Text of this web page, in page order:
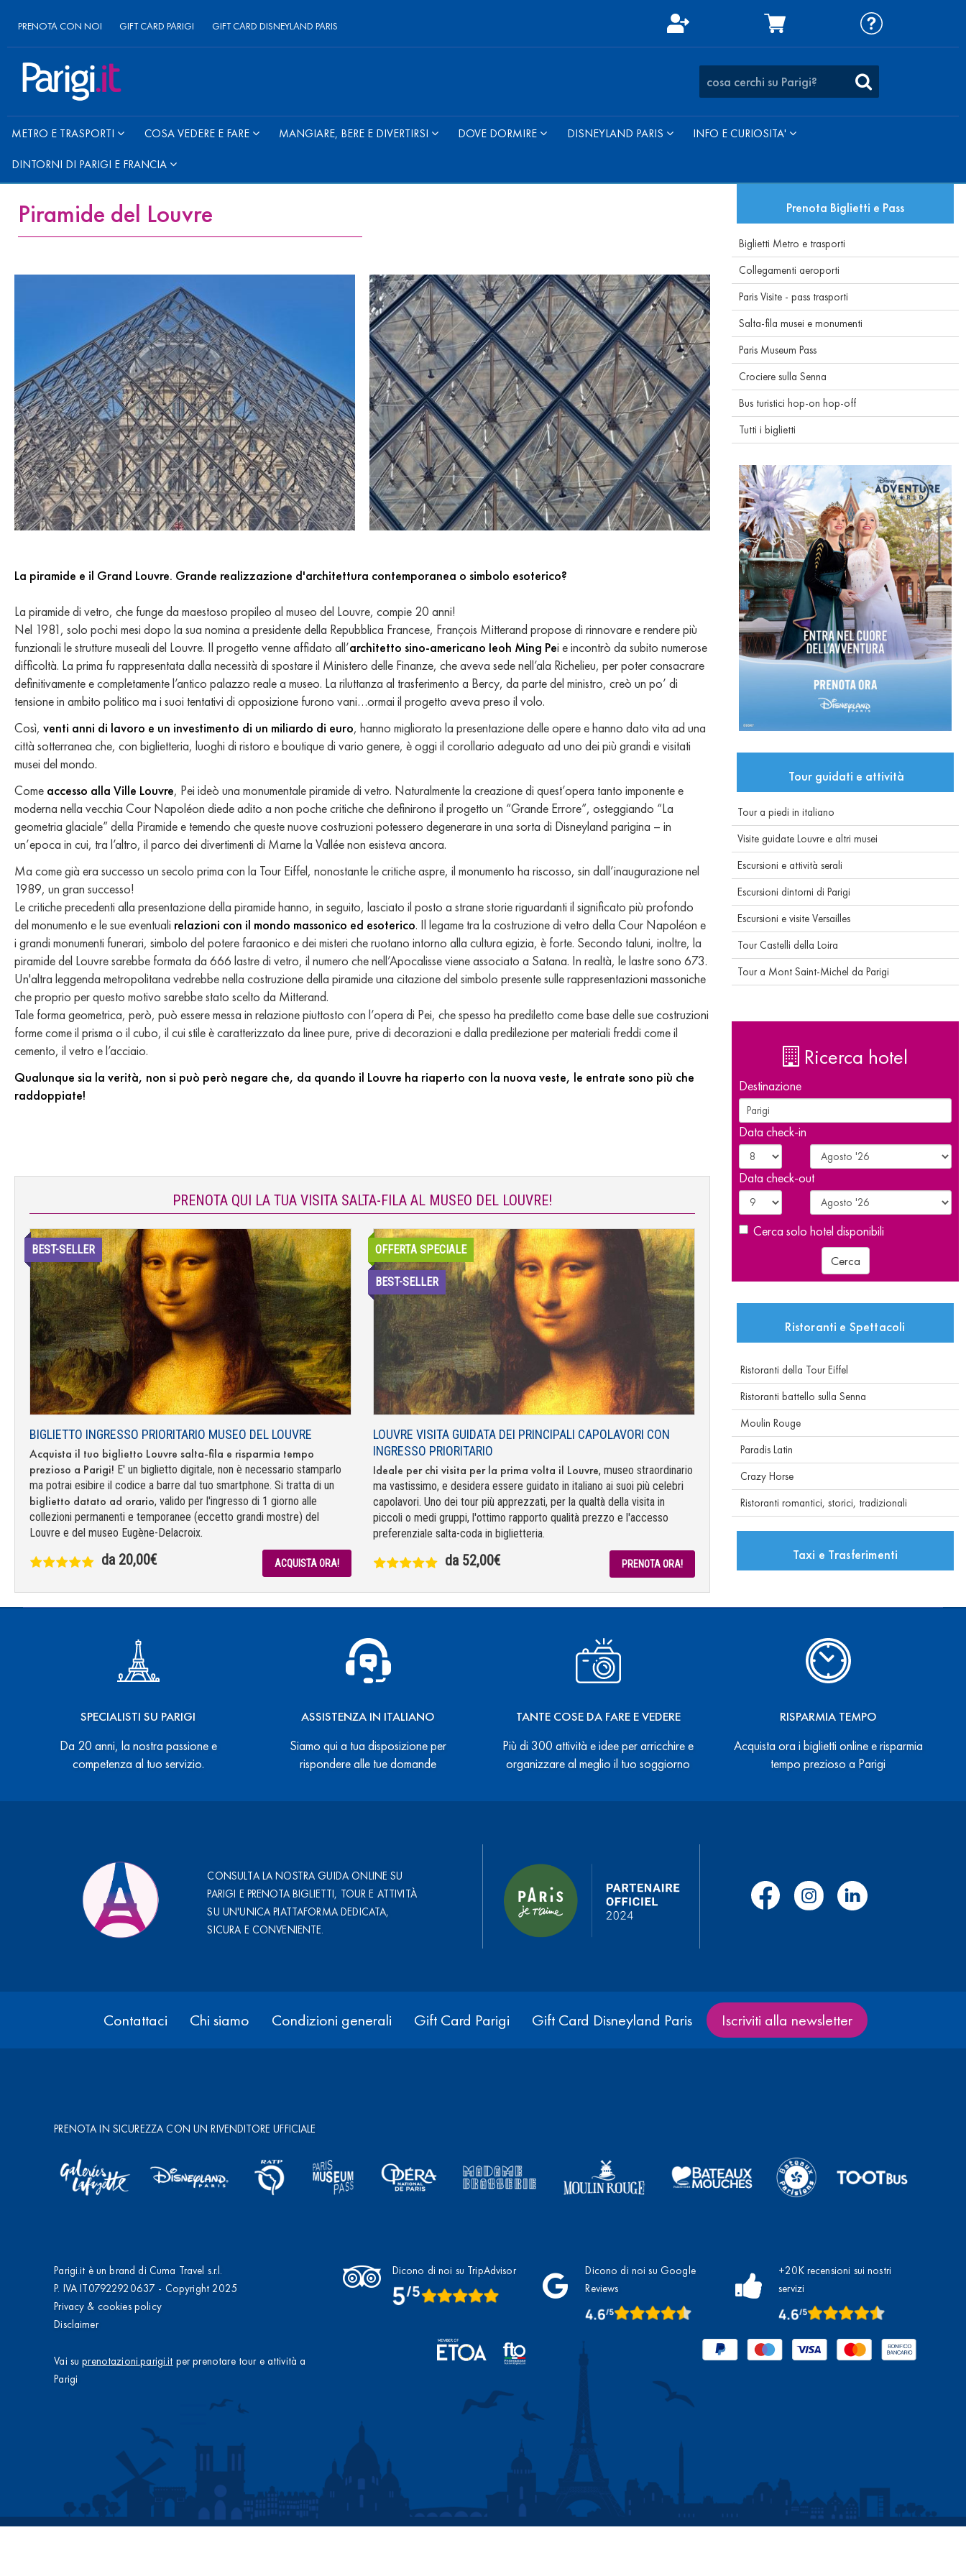
PRENOTA CON NOI GIFT CARD PARIGI GIFT CARD DISNEYLAND PARIS
METRO E TRASPORTI COSA VEDERE E FARE MANGIARE, BERE E DIVERTIRSI DOVE DORMIRE DISNEYLAND PARIS INFO E CURIOSITA'
DINTORNI DI PARIGI E FRANCIA
Piramide del Louvre
La piramide e il Grand Louvre. Grande realizzazione d'architettura contemporanea o simbolo esoterico?
La piramide di vetro, che funge da maestoso propileo al museo del Louvre, compie 20 anni!
Nel 1981, solo pochi mesi dopo la sua nomina a presidente della Repubblica Francese, François Mitterand propose di rinnovare e rendere più
funzionali le strutture museali del Louvre. Il progetto venne affidato all’architetto sino-americano Ieoh Ming Pei e incontrò da subito numerose
difficoltà. La prima fu rappresentata dalla necessità di spostare il Ministero delle Finanze, che aveva sede nell’ala Richelieu, per poter consacrare
definitivamente e completamente l’antico palazzo reale a museo. La riluttanza al trasferimento a Bercy, da parte del ministro, creò un po’ di
tensione in ambito politico ma i suoi tentativi di opposizione furono vani…ormai il progetto aveva preso il volo.
Così, venti anni di lavoro e un investimento di un miliardo di euro, hanno migliorato la presentazione delle opere e hanno dato vita ad una
città sotterranea che, con biglietteria, luoghi di ristoro e boutique di vario genere, è oggi il corollario adeguato ad uno dei più grandi e visitati
musei del mondo.
Come accesso alla Ville Louvre, Pei ideò una monumentale piramide di vetro. Naturalmente la creazione di quest’opera tanto imponente e
moderna nella vecchia Cour Napoléon diede adito a non poche critiche che definirono il progetto un “Grande Errore”, osteggiando “La
geometria glaciale” della Piramide e temendo che queste nuove costruzioni potessero degenerare in una sorta di Disneyland parigina – in
un’epoca in cui, tra l’altro, il parco dei divertimenti di Marne la Vallée non esisteva ancora.
Ma come già era successo un secolo prima con la Tour Eiffel, nonostante le critiche aspre, il monumento ha riscosso, sin dall’inaugurazione nel
1989, un gran successo!
Le critiche precedenti alla presentazione della piramide hanno, in seguito, lasciato il posto a strane storie riguardanti il significato più profondo
del monumento e le sue eventuali relazioni con il mondo massonico ed esoterico. Il legame tra la costruzione di vetro della Cour Napoléon e
i grandi monumenti funerari, simbolo del potere faraonico e dei misteri che ruotano intorno alla cultura egizia, è forte. Secondo taluni, inoltre, la
piramide del Louvre sarebbe formata da 666 lastre di vetro, il numero che nell’Apocalisse viene associato a Satana. In realtà, le lastre sono 673.
Un'altra leggenda metropolitana vedrebbe nella costruzione della piramide una citazione del simbolo presente sulle rappresentazioni massoniche
che proprio per questo motivo sarebbe stato scelto da Mitterand.
Tale forma geometrica, però, può essere messa in relazione piuttosto con l’opera di Pei, che spesso ha prediletto come base delle sue costruzioni
forme come il prisma o il cubo, il cui stile è caratterizzato da linee pure, prive di decorazioni e dalla predilezione per materiali freddi come il
cemento, il vetro e l’acciaio.
Qualunque sia la verità, non si può però negare che, da quando il Louvre ha riaperto con la nuova veste, le entrate sono più che
raddoppiate!
PRENOTA QUI LA TUA VISITA SALTA-FILA AL MUSEO DEL LOUVRE!
BEST-SELLER
BIGLIETTO INGRESSO PRIORITARIO MUSEO DEL LOUVRE
Acquista il tuo biglietto Louvre salta-fila e risparmia tempo
prezioso a Parigi! E' un biglietto digitale, non è necessario stamparlo
ma potrai esibire il codice a barre dal tuo smartphone. Si tratta di un
biglietto datato ad orario, valido per l'ingresso di 1 giorno alle
collezioni permanenti e temporanee (eccetto grandi mostre) del
Louvre e del museo Eugène-Delacroix.
da 20,00€ ACQUISTA ORA!
OFFERTA SPECIALE
BEST-SELLER
LOUVRE VISITA GUIDATA DEI PRINCIPALI CAPOLAVORI CON
INGRESSO PRIORITARIO
Ideale per chi visita per la prima volta il Louvre, museo straordinario
ma vastissimo, e desidera essere guidato in italiano ai suoi più celebri
capolavori. Uno dei tour più apprezzati, per la qualtà della visita in
piccoli o medi gruppi, l'ottimo rapporto qualità prezzo e l'accesso
preferenziale salta-coda in biglietteria.
da 52,00€ PRENOTA ORA!
Prenota Biglietti e Pass
Biglietti Metro e trasporti
Collegamenti aeroporti
Paris Visite - pass trasporti
Salta-fila musei e monumenti
Paris Museum Pass
Crociere sulla Senna
Bus turistici hop-on hop-off
Tutti i biglietti
Tour guidati e attività
Tour a piedi in italiano
Visite guidate Louvre e altri musei
Escursioni e attività serali
Escursioni dintorni di Parigi
Escursioni e visite Versailles
Tour Castelli della Loira
Tour a Mont Saint-Michel da Parigi
Ricerca hotel
Destinazione
Data check-in
Data check-out
Cerca solo hotel disponibili
Cerca
Ristoranti e Spettacoli
Ristoranti della Tour Eiffel
Ristoranti battello sulla Senna
Moulin Rouge
Paradis Latin
Crazy Horse
Ristoranti romantici, storici, tradizionali
Taxi e Trasferimenti
SPECIALISTI SU PARIGI
Da 20 anni, la nostra passione e
competenza al tuo servizio.
ASSISTENZA IN ITALIANO
Siamo qui a tua disposizione per
rispondere alle tue domande
TANTE COSE DA FARE E VEDERE
Più di 300 attività e idee per arricchire e
organizzare al meglio il tuo soggiorno
RISPARMIA TEMPO
Acquista ora i biglietti online e risparmia
tempo prezioso a Parigi
CONSULTA LA NOSTRA GUIDA ONLINE SU
PARIGI E PRENOTA BIGLIETTI, TOUR E ATTIVITÀ
SU UN'UNICA PIATTAFORMA DEDICATA,
SICURA E CONVENIENTE.
Contattaci Chi siamo Condizioni generali Gift Card Parigi Gift Card Disneyland Paris Iscriviti alla newsletter
PRENOTA IN SICUREZZA CON UN RIVENDITORE UFFICIALE
Parigi.it è un brand di Cuma Travel s.r.l.
P. IVA IT07922920637 - Copyright 2025
Privacy & cookies policy
Disclaimer
Dicono di noi su TripAdvisor
Dicono di noi su Google
Reviews
+20K recensioni sui nostri
servizi
Vai suprenotazioni.parigi.it per prenotare tour e attività a
Parigi